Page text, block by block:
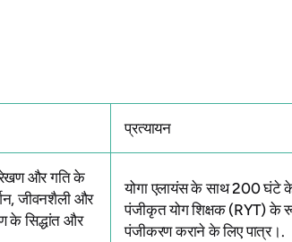
प्रत्यायन
और गति के
जीवनशैली और
के सिद्धांत और
योगा एलायंस के साथ 200 घंटे
पंजीकृत योग शिक्षक (RYT) के
पंजीकरण कराने के लिए पात्र।.